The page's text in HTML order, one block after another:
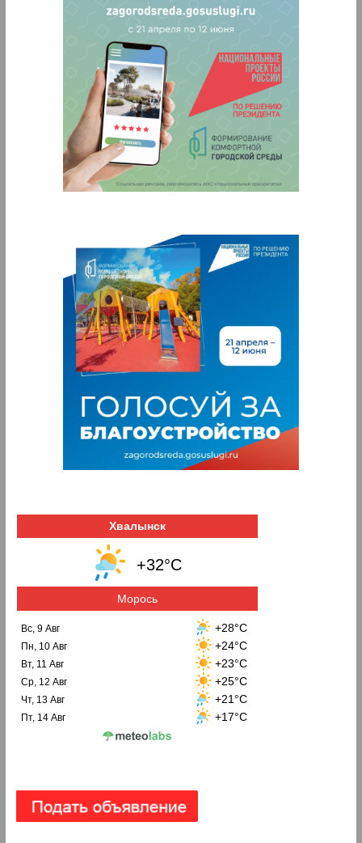
Хвалынск
+32°C
Морось
Вс, 9 Авг +28°C
Пн, 10 Авг +24°C
Вт, 11 Авг +23°C
Ср, 12 Авг +25°C
Чт, 13 Авг +21°C
Пт, 14 Авг +17°C